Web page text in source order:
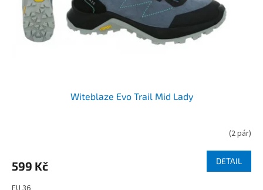
Witeblaze Evo Trail Mid Lady
(2 pár)
599 Kč DETAIL